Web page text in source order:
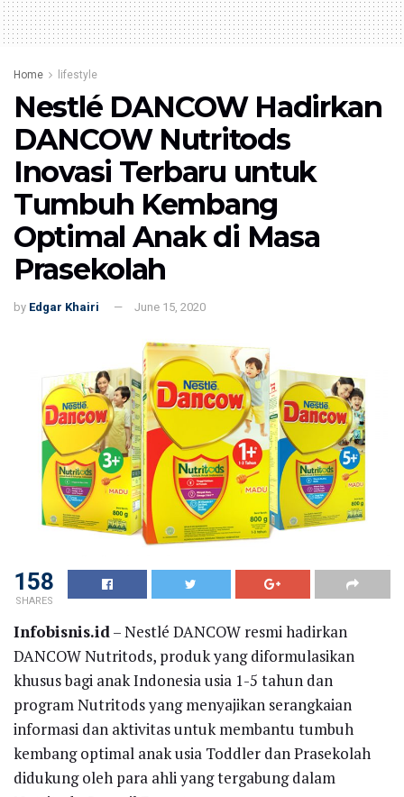
Home lifestyle
Nestlé DANCOW Hadirkan
DANCOW Nutritods
Inovasi Terbaru untuk
Tumbuh Kembang
Optimal Anak di Masa
Prasekolah
by Edgar Khairi June 15, 2020
158
SHARES
Infobisnis.id– Nestlé DANCOW resmi hadirkan
DANCOW Nutritods, produk yang diformulasikan
khusus bagi anak Indonesia usia 1-5 tahun dan
program Nutritods yang menyajikan serangkaian
informasi dan aktivitas untuk membantu tumbuh
kembang optimal anak usia Toddler dan Prasekolah
didukung oleh para ahli yang tergabung dalam